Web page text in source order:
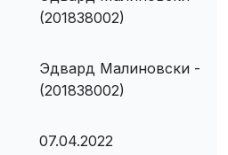
(201838002)
Эдвард Малиновски -
(201838002)
07.04.2022